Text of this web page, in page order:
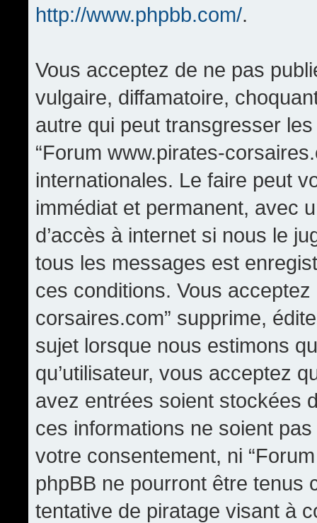
http://www.phpbb.com/.
Vous acceptez de ne pas
vulgaire, diffamatoire,
autre qui peut transgresser
“Forum www.pirates-
internationales. Le faire peut
immédiat et permanent, avec
d’accès à internet si nous le
tous les messages est
ces conditions. Vous
corsaires.com” supprime,
sujet lorsque nous estimons
qu’utilisateur, vous acceptez
avez entrées soient stockées
ces informations ne soient
votre consentement, ni
phpBB ne pourront être tenus
tentative de piratage visant à